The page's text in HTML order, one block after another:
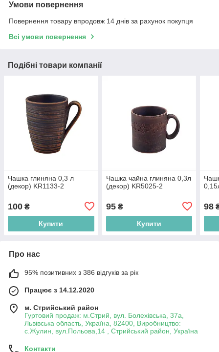
Умови повернення
Повернення товару впродовж 14 днів за рахунок покупця
Всі умови повернення
Подібні товари компанії
Чашка глиняна 0,3 л
(декор) KR1133-2
100 ₴
Купити
Чашка чайна глиняна 0,3л
(декор) KR5025-2
95₴
Купити
98
Про нас
95% позитивних з 386 відгуків за рік
Працює з 14.12.2020
м. Стрийський район
Гуртовий продаж: м.Стрий, вул. Болехівська, 37а,
Львівська область, Україна, 82400, Виробництво:
с.Жулин, вул.Польова,14 , Стрийський район, Україна
Контакти